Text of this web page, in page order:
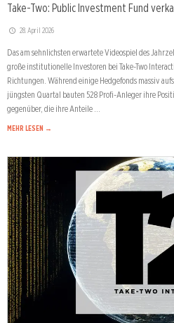
Take-Two: Public Investment Fund
28. April 2026
Das am sehnlichsten erwartete Videospiel des
große institutionelle Investoren bei Take-Two
Richtungen. Während einige Hedgefonds massiv
jüngsten Quartal bauten 528 Profi-Anleger ihre
gegenüber, die ihre Anteile …
MEHR LESEN →